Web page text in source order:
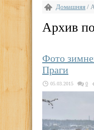
Домашняя /
Архив
Фото
Праги
05.03.2015 0